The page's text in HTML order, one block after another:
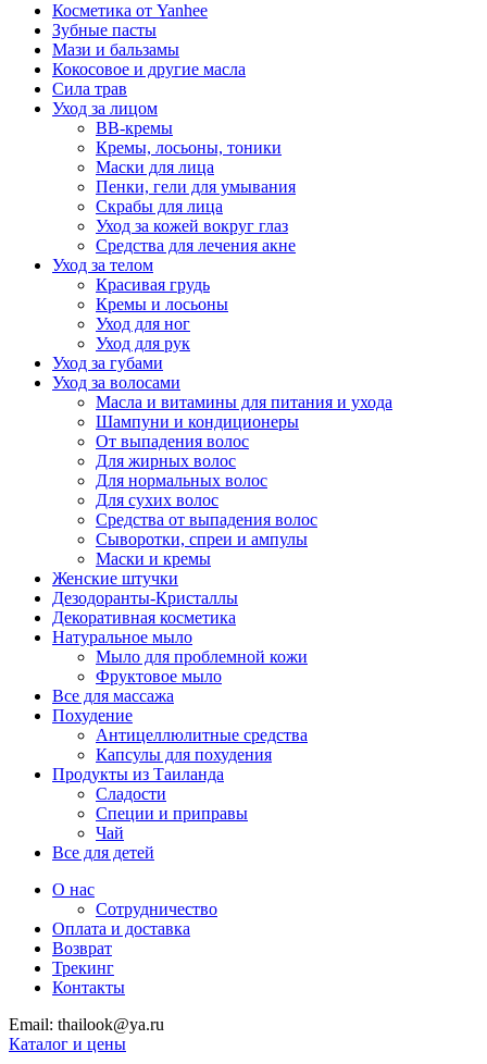
Косметика от Yanhee
Зубные пасты
Мази и бальзамы
Кокосовое и другие масла
Сила трав
Уход за лицом
BB-кремы
Кремы, лосьоны, тоники
Маски для лица
Пенки, гели для умывания
Скрабы для лица
Уход за кожей вокруг глаз
Средства для лечения акне
Уход за телом
Красивая грудь
Кремы и лосьоны
Уход для ног
Уход для рук
Уход за губами
Уход за волосами
Масла и витамины для питания и ухода
Шампуни и кондиционеры
От выпадения волос
Для жирных волос
Для нормальных волос
Для сухих волос
Средства от выпадения волос
Сыворотки, спреи и ампулы
Маски и кремы
Женские штучки
Дезодоранты-Кристаллы
Декоративная косметика
Натуральное мыло
Мыло для проблемной кожи
Фруктовое мыло
Все для массажа
Похудение
Антицеллюлитные средства
Капсулы для похудения
Продукты из Таиланда
Сладости
Специи и приправы
Чай
Все для детей
О нас
Сотрудничество
Оплата и доставка
Возврат
Трекинг
Контакты
Email: thailook@ya.ru
Каталог и цены